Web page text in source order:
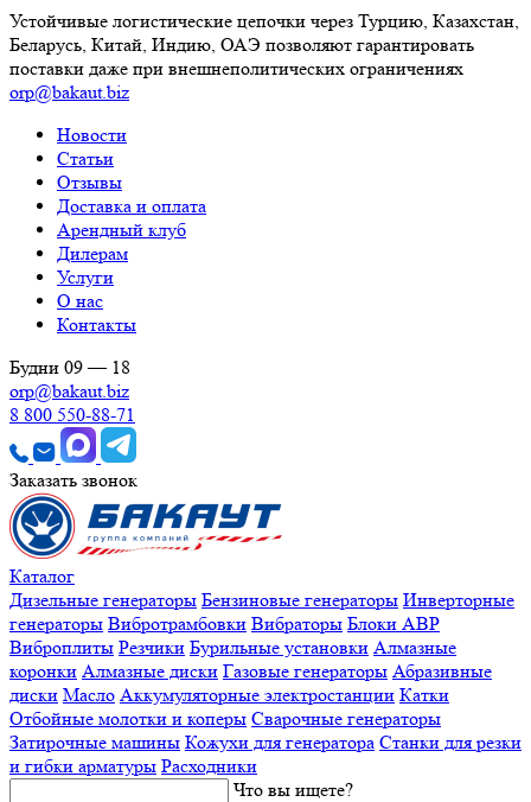
Устойчивые логистические цепочки через Турцию, Казахстан,
Беларусь, Китай, Индию, ОАЭ позволяют гарантировать
поставки даже при внешнеполитических ограничениях
orp@bakaut.biz
Новости
Статьи
Отзывы
Доставка и оплата
Арендный клуб
Дилерам
Услуги
О нас
Контакты
Будни 09 — 18
orp@bakaut.biz
8 800 550-88-71
Заказать звонок
Каталог
Дизельные генераторы Бензиновые генераторы Инверторные
генераторы Вибротрамбовки Вибраторы Блоки АВР
Виброплиты Резчики Бурильные установки Алмазные
коронки Алмазные диски Газовые генераторы Абразивные
диски Масло Аккумуляторные электростанции Катки
Отбойные молотки и коперы Сварочные генераторы
Затирочные машины Кожухи для генератора Станки для резки
и гибки арматуры Расходники
Что вы ищете?